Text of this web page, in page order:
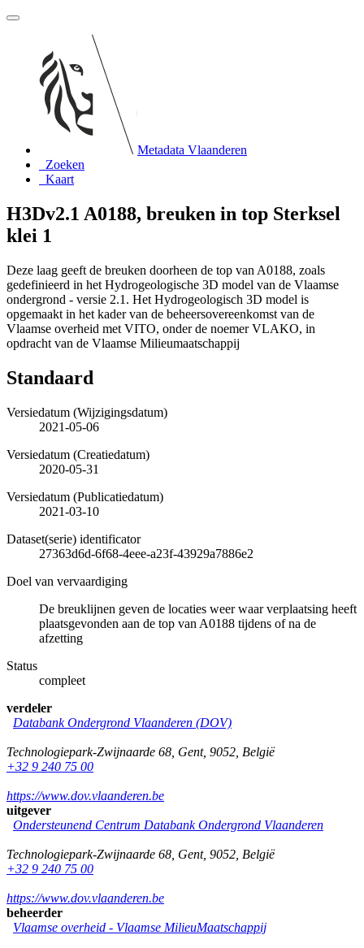
Metadata Vlaanderen
Zoeken
Kaart
H3Dv2.1 A0188, breuken in top Sterksel
klei 1
Deze laag geeft de breuken doorheen de top van A0188, zoals
gedefinieerd in het Hydrogeologische 3D model van de Vlaamse
ondergrond - versie 2.1. Het Hydrogeologisch 3D model is
opgemaakt in het kader van de beheersovereenkomst van de
Vlaamse overheid met VITO, onder de noemer VLAKO, in
opdracht van de Vlaamse Milieumaatschappij
Standaard
Versiedatum (Wijzigingsdatum)
2021-05-06
Versiedatum (Creatiedatum)
2020-05-31
Versiedatum (Publicatiedatum)
2021-03-10
Dataset(serie) identificator
27363d6d-6f68-4eee-a23f-43929a7886e2
Doel van vervaardiging
De breuklijnen geven de locaties weer waar verplaatsing heeft
plaatsgevonden aan de top van A0188 tijdens of na de
afzetting
Status
compleet
verdeler
Databank Ondergrond Vlaanderen (DOV)
Technologiepark-Zwijnaarde 68 Gent, 9052 België
+32 9 240 75 00
https://www.dov.vlaanderen.be
uitgever
Ondersteunend Centrum Databank Ondergrond Vlaanderen
Technologiepark-Zwijnaarde 68 Gent, 9052 België
+32 9 240 75 00
https://www.dov.vlaanderen.be
beheerder
Vlaamse overheid - Vlaamse MilieuMaatschappij